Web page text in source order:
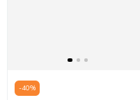
-40%